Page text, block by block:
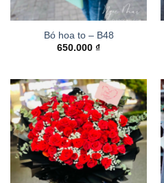
Bó hoa to – B48
650.000 ₫